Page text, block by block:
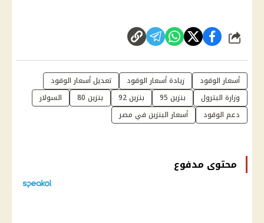
شارك
أسعار الوقود زيادة أسعار الوقود
تعديل أسعار الوقود
وزارة البترول
بنزين 95 بنزين 92 بنزين 80
السولار
دعم الوقود
أسعار البنزين في مصر
محتوى مدفوع